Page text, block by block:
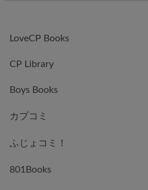
LoveCP Books
CP Library
Boys Books
カプコミ
ふじょコミ！
801Books